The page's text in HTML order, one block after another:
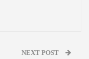
NEXT POST